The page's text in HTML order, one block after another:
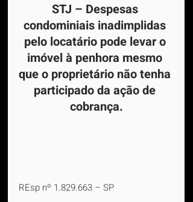
STJ – Despesas
condominiais inadimplidas
pelo locatário pode levar o
imóvel à penhora mesmo
que o proprietário não tenha
participado da ação de
cobrança.
REsp nº 1.829.663 – SP